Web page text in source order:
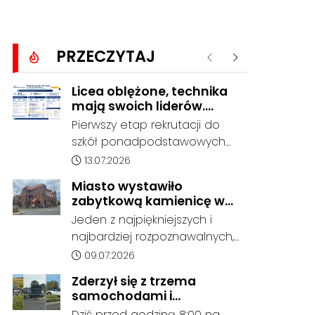
PRZECZYTAJ Poprzednie
Następne
Licea oblężone, technika
mają swoich liderów.
Znamy wstępne wyniki
rekrutacji do szkół w
powiecie
Pierwszy etap rekrutacji do
szkół ponadpodstawowych
prowadzonych przez Powiat
pokazuje coraz wyraźniejsze
preferencje tegorocznych
absolwentów szkół
podstawowych. Dane dotyczą
kandydatów, którzy wskazali
dany oddział jako pierwszy
wybór, dlatego nie stanowią
jeszcze ostatecznego wyniku
Data dodania artykułu:
13.07.2026
Miasto wystawiło
zabytkową kamienicę w
Porcie na sprzedaż. W
dawnym hotelu mają
powstać mieszkania
Jeden z najpiękniejszych i
najbardziej rozpoznawalnych,
ale też najbardziej
Portu został wystawiony na
sprzedaż. Gmina Kędzierzyn-
Data dodania artykułu:
09.07.2026
Zderzył się z trzema
samochodami i
kontynuował jazdę. Seria